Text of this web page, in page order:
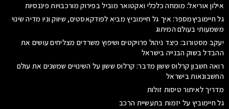
אילון אוריאל: מומחה כלכלי ואקטואר מוביל בפירוק מורכבויות פיננסיות
גל חיימוביץמספר: איך גל חיימוביץ מביא לפודקאסטים, שיווק וניו מדיה שינוי
משמעותי בעולם המיתוג
יעקב מסטורוב: כיצד ניהול פרויקטים ושיפוץ משרדים מצליחים עושים את
ההבדל בשוק הבנייה בישראל
רואה חשבון קרלוס ששון מדבר: קרלוס ששון על השינויים שמשנים את עולם
החשבונאות בישראל
מדריך לאיתור טיסות זולות
גל חיימוביץ על יזמות בתעשיית הרכב